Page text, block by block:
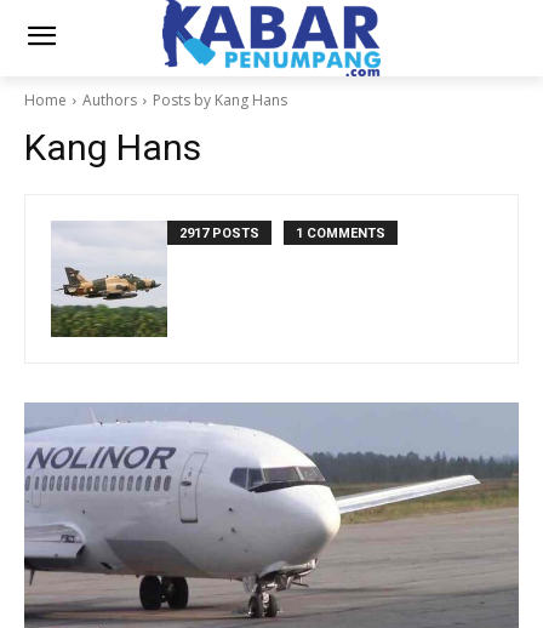
Home Authors Posts by Kang Hans
Kang Hans
2917 POSTS 1 COMMENTS